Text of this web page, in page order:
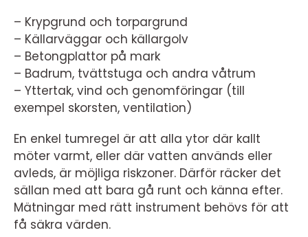
– Krypgrund och torpargrund
– Källarväggar och källargolv
– Betongplattor på mark
– Badrum, tvättstuga och andra våtrum
– Yttertak, vind och genomföringar (till
exempel skorsten, ventilation)
En enkel tumregel är att alla ytor där kallt
möter varmt, eller där vatten används eller
avleds, är möjliga riskzoner. Därför räcker det
sällan med att bara gå runt och känna efter.
Mätningar med rätt instrument behövs för att
få säkra värden.